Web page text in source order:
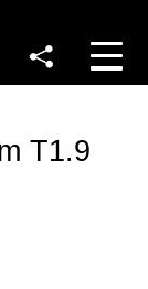
BUSINESS HOURS
FOLLOW US
T1.9